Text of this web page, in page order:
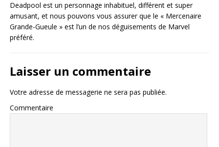
Deadpool est un personnage inhabituel, différent et super
amusant, et nous pouvons vous assurer que le « Mercenaire
Grande-Gueule » est l’un de nos déguisements de Marvel
préféré.
Laisser un commentaire
Votre adresse de messagerie ne sera pas publiée.
Commentaire